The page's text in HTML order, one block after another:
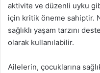
aktivite ve düzenli uyku
için kritik öneme sahiptir.
sağlıklı yaşam tarzını
olarak kullanılabilir.
Ailelerin, çocuklarına